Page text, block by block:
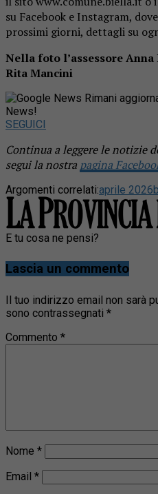
su Facebook e Instagram,
prossimi giorni, dettagli su
Nella foto l’assessore
Rita Mancini
Rimani
News!
SEGUICI
Continua a leggere le notizie
segui la nostra pagina
Argomenti correlati:aprile 2026
E tu cosa ne pensi?
Lascia un commento
Il tuo indirizzo email non sarà
sono contrassegnati *
Commento *
Nome *
Email *